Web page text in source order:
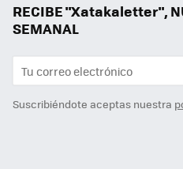
RECIBE "Xatakaletter",
SEMANAL
Suscribiéndote aceptas nuestra